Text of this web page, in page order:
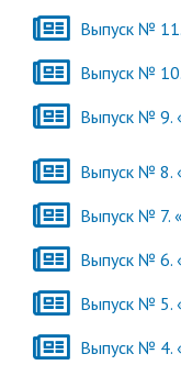
Выпуск №
Выпуск №
Выпуск № 9.
Выпуск № 8.
Выпуск № 7.
Выпуск № 6.
Выпуск № 5.
Выпуск № 4.